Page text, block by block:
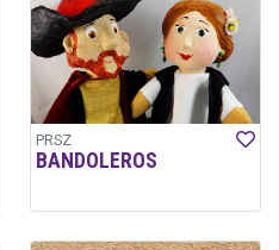
PRSZ
BANDOLEROS